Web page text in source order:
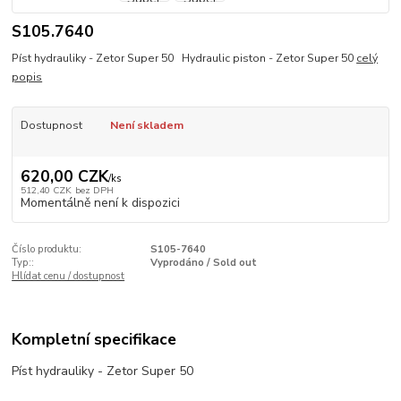
S105.7640
Píst hydrauliky - Zetor Super 50 Hydraulic piston - Zetor Super 50 celý
popis
Dostupnost Není skladem
620,00 CZK/ks
512,40 CZK bez DPH
Momentálně není k dispozici
Číslo produktu:
S105-7640
Typ::
Vyprodáno / Sold out
Hlídat cenu / dostupnost
Kompletní specifikace
Píst hydrauliky - Zetor Super 50